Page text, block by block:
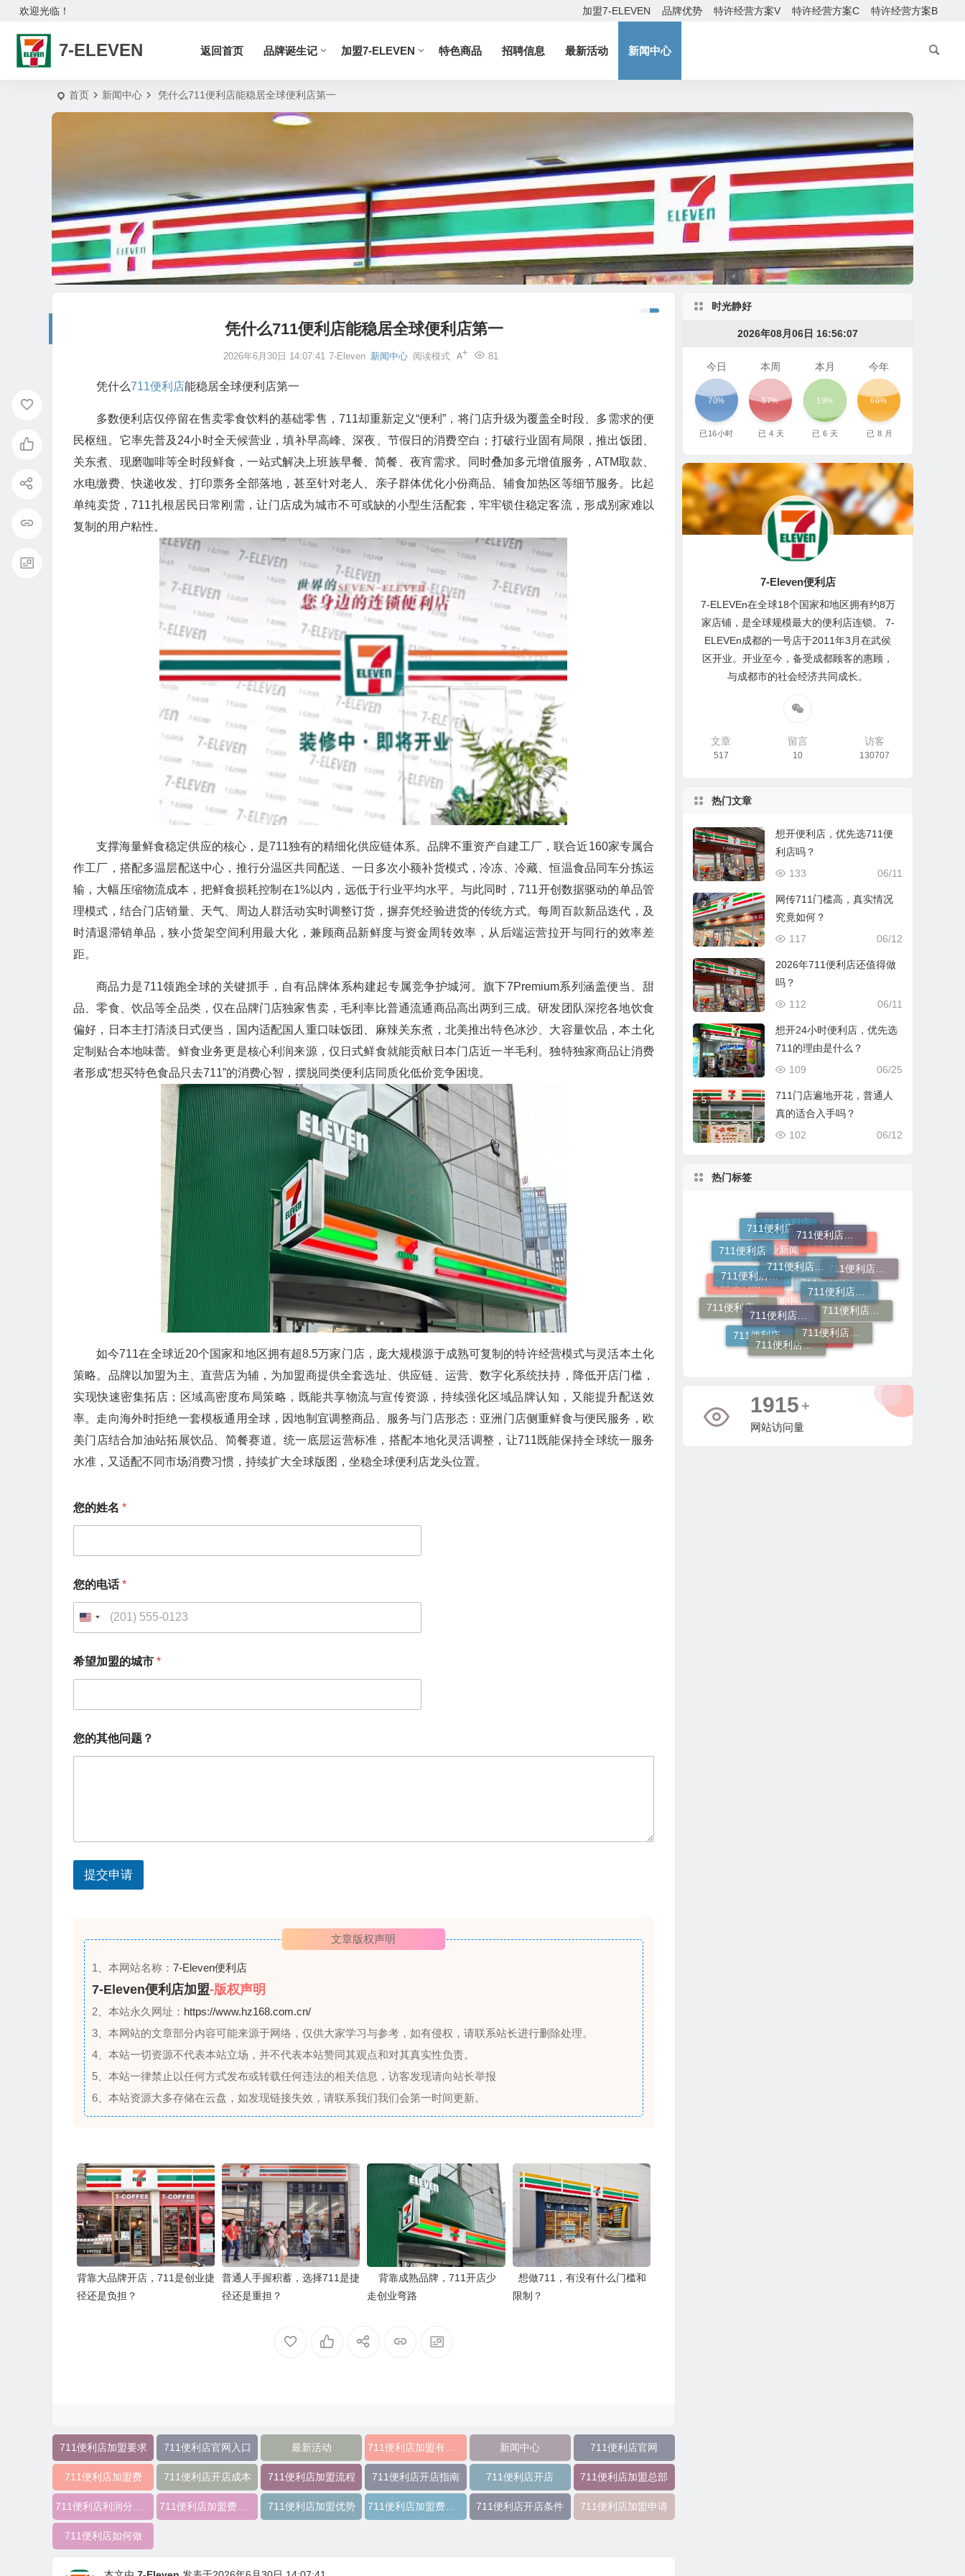
欢迎光临！ 加盟7-ELEVEN 品牌优势 特许经营方案V 特许经营方案C 特许经营方案B
7-ELEVEN 返回首页 品牌诞生记 加盟7-ELEVEN 特色商品 招聘信息 最新活动 新闻中心
首页 新闻中心 凭什么711便利店能稳居全球便利店第一
凭什么711便利店能稳居全球便利店第一
2026年6月30日 14:07:41 7-Eleven 新闻中心 81
阅读模式
凭什么711便利店能稳居全球便利店第一
多数便利店仅停留在售卖零食饮料的基础零售，711却重新定义“便利”，将门店升级为覆盖全时段、多需求的便
民枢纽。它率先普及24小时全天候营业，填补早高峰、深夜、节假日的消费空白；打破行业固有局限，推出饭团、
关东煮、现磨咖啡等全时段鲜食，一站式解决上班族早餐、简餐、夜宵需求。同时叠加多元增值服务，ATM取款、
水电缴费、快递收发、打印票务全部落地，甚至针对老人、亲子群体优化小份商品、辅食加热区等细节服务。比起
单纯卖货，711扎根居民日常刚需，让门店成为城市不可或缺的小型生活配套，牢牢锁住稳定客流，形成别家难以
复制的用户粘性。
支撑海量鲜食稳定供应的核心，是711独有的精细化供应链体系。品牌不重资产自建工厂，联合近160家专属合
作工厂，搭配多温层配送中心，推行分温区共同配送、一日多次小额补货模式，冷冻、冷藏、恒温食品同车分拣运
输，大幅压缩物流成本，把鲜食损耗控制在1%以内，远低于行业平均水平。与此同时，711开创数据驱动的单品管
理模式，结合门店销量、天气、周边人群活动实时调整订货，摒弃凭经验进货的传统方式。每周百款新品迭代，及
时清退滞销单品，狭小货架空间利用最大化，兼顾商品新鲜度与资金周转效率，从后端运营拉开与同行的效率差
距。
商品力是711领跑全球的关键抓手，自有品牌体系构建起专属竞争护城河。旗下7Premium系列涵盖便当、甜
品、零食、饮品等全品类，仅在品牌门店独家售卖，毛利率比普通流通商品高出两到三成。研发团队深挖各地饮食
偏好，日本主打清淡日式便当，国内适配国人重口味饭团、麻辣关东煮，北美推出特色冰沙、大容量饮品，本土化
定制贴合本地味蕾。鲜食业务更是核心利润来源，仅日式鲜食就能贡献日本门店近一半毛利。独特独家商品让消费
者形成“想买特色食品只去711”的消费心智，摆脱同类便利店同质化低价竞争困境。
如今711在全球近20个国家和地区拥有超8.5万家门店，庞大规模源于成熟可复制的特许经营模式与灵活本土化
策略。品牌以加盟为主、直营店为辅，为加盟商提供全套选址、供应链、运营、数字化系统扶持，降低开店门槛，
实现快速密集拓店；区域高密度布局策略，既能共享物流与宣传资源，持续强化区域品牌认知，又能提升配送效
率。走向海外时拒绝一套模板通用全球，因地制宜调整商品、服务与门店形态：亚洲门店侧重鲜食与便民服务，欧
美门店结合加油站拓展饮品、简餐赛道。统一底层运营标准，搭配本地化灵活调整，让711既能保持全球统一服务
水准，又适配不同市场消费习惯，持续扩大全球版图，坐稳全球便利店龙头位置。
您的姓名 *
您的电话*
U
i
e
d
e
s
+
的
电
电
话
*
希望加盟的城市 *
您的其他问题？
提交申请
文章版权声明
1、本网站名称： 7-Eleven便利店
7-Eleven便利店加盟-版权声明
2、本站永久网址： https://www.hz168.com.cn/
3、本网站的文章部分内容可能来源于网络，仅供大家学习与参考，如有侵权，请联系站长进行删除处理。
4、本站一切资源不代表本站立场，并不代表本站赞同其观点和对其真实性负责。
5、本站一律禁止以任何方式发布或转载任何违法的相关信息，访客发现请向站长举报
6、本站资源大多存储在云盘，如发现链接失效，请联系我们我们会第一时间更新。
背靠大品牌开店，711是创业捷
径还是负担？
普通人手握积蓄，选择711是捷
径还是重担？
背靠成熟品牌，711开店少
走创业弯路
想做711，有没有什么门槛和
限制？
711便利店加盟要求 711便利店官网入口 最新活动 711便利店加盟有什么优势 新闻中心 711便利店官网
711便利店加盟费 711便利店开店成本 711便利店加盟流程 711便利店开店指南 711便利店开店 711便利店加盟总部
711便利店利润分成模式 711便利店加盟费用明细 711便利店加盟优势 711便利店加盟费及条件 711便利店开店条件 711便利店加盟申请
711便利店如何做
时光静好
2026年08月06日 16:56:09
今日
70%
已16小时
本周
57%
已 4 天
本月
19%
已 6 天
今年
66%
已 8 月
7-Eleven便利店
7-ELEVEn在全球18个国家和地区拥有约8万
家店铺，是全球规模最大的便利店连锁。 7-
ELEVEn成都的一号店于2011年3月在武侯
区开业。开业至今，备受成都顾客的惠顾，
与成都市的社会经济共同成长。
文章
517
留言
10
访客
130707
热门文章
1
想开便利店，优先选711便
利店吗？
06/11
133
2
网传711门槛高，真实情况
究竟如何？
06/12
117
3
2026年711便利店还值得做
吗？
06/11
112
4
想开24小时便利店，优先选
711的理由是什么？
06/25
109
5
711门店遍地开花，普通人
真的适合入手吗？
06/12
102
热门标签
行业新闻
711便利店加盟总部
711便利店加盟费
711便利店加盟费用
新闻中心
711便利店加盟申请
711便利店
711便利店加盟咨询 711便利店加盟
711便利店开店
711便利店加盟费用明细
711便利店加盟官网
711便利店利润分成模式
711便利店加盟流程
711便利店运营支持政策
711便利店投资金额
711便利店加盟条件有哪些
711便利店加盟条件
4188 +
网站访问量